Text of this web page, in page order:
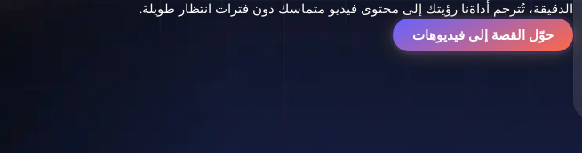
الدقيقة، تُترجم أداةنا رؤيتك إلى محتوى فيديو متماسك دون فترات انتظار طويلة.
حوّل القصة إلى فيديوهات